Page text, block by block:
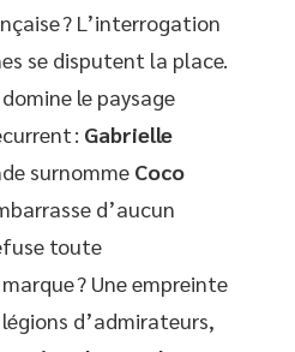
? L’interrogation
se disputent la place.
le paysage
: Gabrielle
surnomme Coco
d’aucun
toute
? Une empreinte
d’admirateurs,